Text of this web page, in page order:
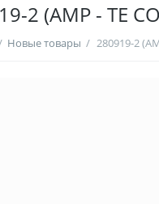
2 (AMP - TE
Новые товары / 280919-2